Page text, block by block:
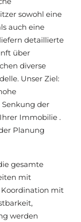
sowohl eine
auch eine
detaillierte
über
diverse
Unser Ziel:
der
Immobilie .
Planung
gesamte
mit
mit
werden